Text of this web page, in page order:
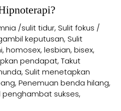
/sulit tidur, Sulit fokus /
keputusan, Sulit
homosex, lesbian, bisex,
pendapat, Takut
Sulit menetapkan
Penemuan benda hilang,
sukses,